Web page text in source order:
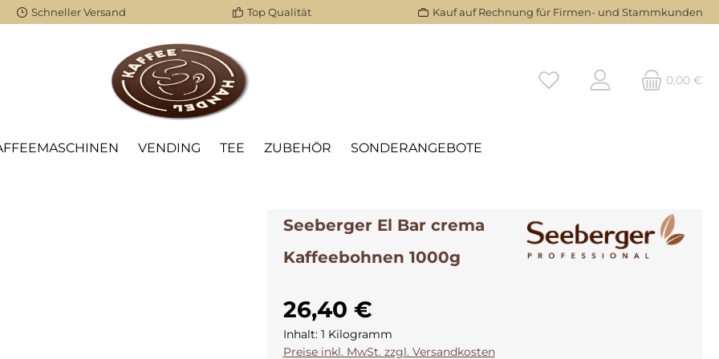
Schneller Versand Top Qualität Kauf auf Rechnung für Firmen- und Stammkunden
0,00 €
VENDING TEE ZUBEHÖR SONDERANGEBOTE
Seeberger El Bar crema
Kaffeebohnen 1000g
26,40 €
Inhalt: 1 Kilogramm
Preise inkl. MwSt. zzgl. Versandkosten